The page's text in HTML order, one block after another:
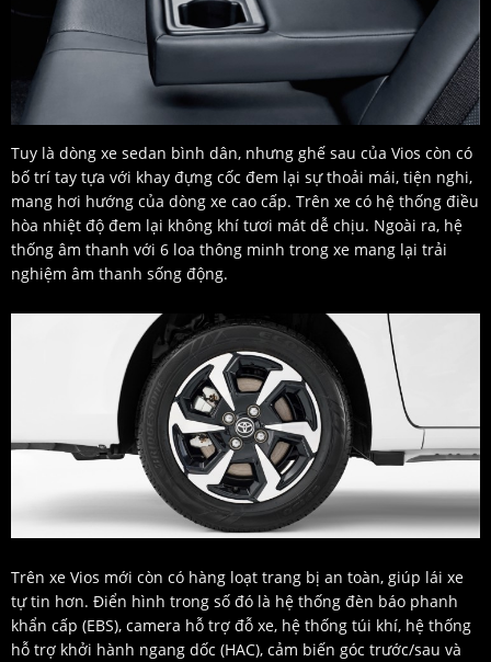
Tuy là dòng xe sedan bình dân, nhưng ghế sau của Vios còn có
bố trí tay tựa với khay đựng cốc đem lại sự thoải mái, tiện nghi,
mang hơi hướng của dòng xe cao cấp. Trên xe có hệ thống điều
hòa nhiệt độ đem lại không khí tươi mát dễ chịu. Ngoài ra, hệ
thống âm thanh với 6 loa thông minh trong xe mang lại trải
nghiệm âm thanh sống động.
Trên xe Vios mới còn có hàng loạt trang bị an toàn, giúp lái xe
tự tin hơn. Điển hình trong số đó là hệ thống đèn báo phanh
khẩn cấp (EBS), camera hỗ trợ đỗ xe, hệ thống túi khí, hệ thống
hỗ trợ khởi hành ngang dốc (HAC), cảm biến góc trước/sau và